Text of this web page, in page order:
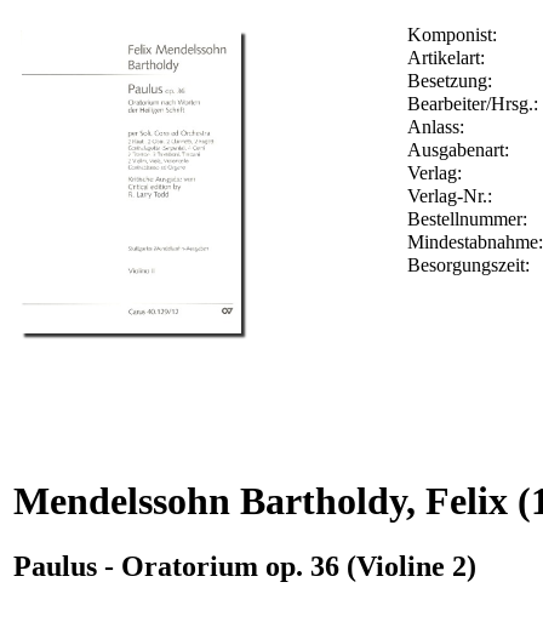
Komponist:
Artikelart:
Besetzung:
Bearbeiter/Hrsg.:
Anlass:
Ausgabenart:
Verlag:
Verlag-Nr.:
Bestellnummer:
Mindestabnahme:
Besorgungszeit:
Mendelssohn Bartholdy, Felix
Paulus - Oratorium op. 36 (Violine 2)